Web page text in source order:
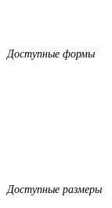
Доступные формы
Доступные размеры